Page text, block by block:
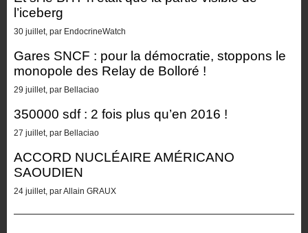
l’iceberg
30 juillet, par EndocrineWatch
Gares SNCF : pour la démocratie, stoppons le
monopole des Relay de Bolloré !
29 juillet, par Bellaciao
350000 sdf : 2 fois plus qu’en 2016 !
27 juillet, par Bellaciao
ACCORD NUCLÉAIRE AMÉRICANO
SAOUDIEN
24 juillet, par Allain GRAUX